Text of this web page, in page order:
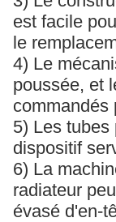
est facile
le
4) Le
poussée, et
commandés
5) Les tubes
dispositif
6) La
radiateur
évasé d'en-